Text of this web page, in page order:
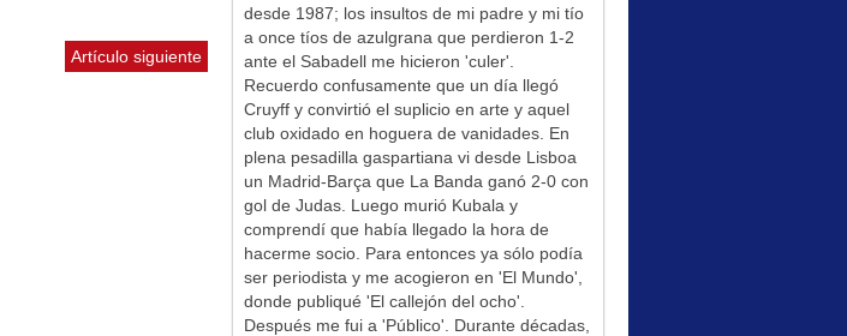
Artículo siguiente
desde 1987; los insultos de mi padre y mi tío
a once tíos de azulgrana que perdieron 1-2
ante el Sabadell me hicieron 'culer'.
Recuerdo confusamente que un día llegó
Cruyff y convirtió el suplicio en arte y aquel
club oxidado en hoguera de vanidades. En
plena pesadilla gaspartiana vi desde Lisboa
un Madrid-Barça que La Banda ganó 2-0 con
gol de Judas. Luego murió Kubala y
comprendí que había llegado la hora de
hacerme socio. Para entonces ya sólo podía
ser periodista y me acogieron en 'El Mundo',
donde publiqué 'El callejón del ocho'.
Después me fui a 'Público'. Durante décadas,